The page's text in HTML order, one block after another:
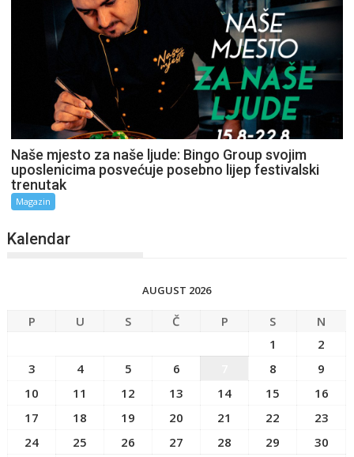
Naše mjesto za naše ljude: Bingo Group svojim
uposlenicima posvećuje posebno lijep festivalski
trenutak
Magazin
Kalendar
AUGUST 2026
P U S Č P S
N
1
2
3
4 5 6 8
9
10
11 12 13 14 15
16
17
18 19 20 21 22
23
24
25 26 27 28 29
30